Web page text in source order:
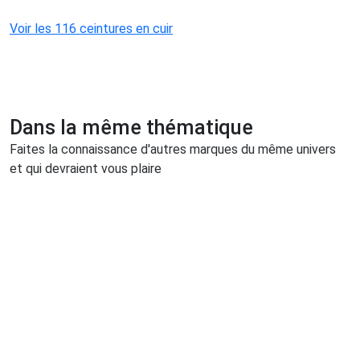
Voir les 116 ceintures en cuir
Dans la même thématique
Faites la connaissance d'autres marques du même univers
et qui devraient vous plaire